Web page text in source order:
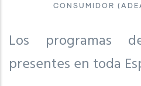
CONSUMIDOR
Los programas
presentes en toda